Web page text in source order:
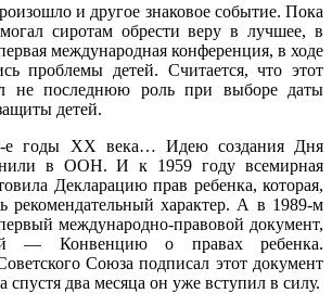
и другое знаковое событие. Пока
сиротам обрести веру в лучшее, в
международная конференция, в ходе
проблемы детей. Считается, что этот
не последнюю роль при выборе даты
детей.
е годы XX века… Идею создания Дня
в ООН. И к 1959 году всемирная
Декларацию прав ребенка, которая,
рекомендательный характер. А в 1989-м
международно-правовой документ,
— Конвенцию о правах ребенка.
Союза подписал этот документ
спустя два месяца он уже вступил в силу.